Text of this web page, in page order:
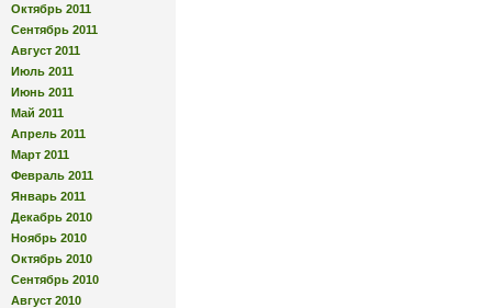
Октябрь 2011
Сентябрь 2011
Август 2011
Июль 2011
Июнь 2011
Май 2011
Апрель 2011
Март 2011
Февраль 2011
Январь 2011
Декабрь 2010
Ноябрь 2010
Октябрь 2010
Сентябрь 2010
Август 2010